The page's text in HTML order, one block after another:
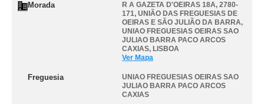
Morada
R A GAZETA D'OEIRAS 18A, 2780-
171, UNIÃO DAS FREGUESIAS DE
OEIRAS E SÃO JULIÃO DA BARRA,
UNIAO FREGUESIAS OEIRAS SAO
JULIAO BARRA PACO ARCOS
CAXIAS, LISBOA
Ver Mapa
Freguesia
UNIAO FREGUESIAS OEIRAS SAO
JULIAO BARRA PACO ARCOS
CAXIAS